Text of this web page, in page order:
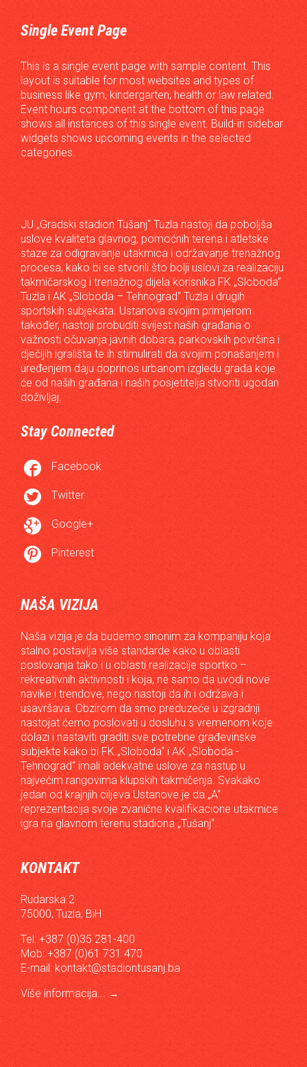
Single Event Page
This is a single event page with sample content. This
layout is suitable for most websites and types of
business like gym, kindergarten, health or law related.
Event hours component at the bottom of this page
shows all instances of this single event. Build-in sidebar
widgets shows upcoming events in the selected
categories.
JU „Gradski stadion Tušanj“ Tuzla nastoji da poboljša
uslove kvaliteta glavnog, pomoćnih terena i atletske
staze za odigravanje utakmica i održavanje trenažnog
procesa, kako bi se stvorili što bolji uslovi za realizaciju
takmičarskog i trenažnog dijela korisnika FK „Sloboda“
Tuzla i AK „Sloboda – Tehnograd“ Tuzla i drugih
sportskih subjekata. Ustanova svojim primjerom
također, nastoji probuditi svijest naših građana o
važnosti očuvanja javnih dobara, parkovskih površina i
dječijih igrališta te ih stimulirati da svojim ponašanjem i
uređenjem daju doprinos urbanom izgledu grada koje
će od naših građana i naših posjetitelja stvoriti ugodan
doživljaj.
Stay Connected
 Facebook
 Twitter
 Google+
 Pinterest
NAŠA VIZIJA
Naša vizija je da budemo sinonim za kompaniju koja
stalno postavlja više standarde kako u oblasti
poslovanja tako i u oblasti realizacije sportko –
rekreativnih aktivnosti i koja, ne samo da uvodi nove
navike i trendove, nego nastoji da ih i održava i
usavršava. Obzirom da smo preduzeće u izgradnji
nastojat ćemo poslovati u dosluhu s vremenom koje
dolazi i nastaviti graditi sve potrebne građevinske
subjekte kako bi FK „Sloboda“ i AK „Sloboda -
Tehnograd“ imali adekvatne uslove za nastup u
najvećim rangovima klupskih takmičenja. Svakako
jedan od krajnjih ciljeva Ustanove je da „A“
reprezentacija svoje zvanične kvalifikacione utakmice
igra na glavnom terenu stadiona „Tušanj“.
KONTAKT
Rudarska 2
75000, Tuzla, BiH
Tel: +387 (0)35 281-400
Mob: +387 (0)61 731 470
E-mail: kontakt@stadiontusanj.ba
Više informacija... →